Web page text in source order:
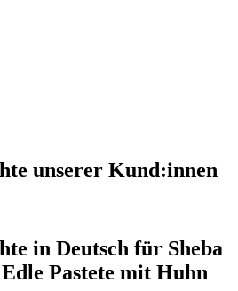
unserer Kund:innen
in Deutsch für Sheba
Pastete mit Huhn